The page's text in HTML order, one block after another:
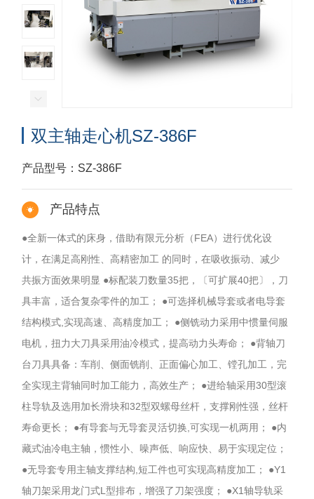
双主轴走心机SZ-386F
产品型号：SZ-386F
产品特点
●全新一体式的床身，借助有限元分析（FEA）进行优化设
计，在满足高刚性、高精密加工 的同时，在吸收振动、减少
共振方面效果明显 ●标配装刀数量35把，〔可扩展40把〕，刀
具丰富，适合复杂零件的加工； ●可选择机械导套或者电导套
结构模式,实现高速、高精度加工； ●侧铣动力采用中惯量伺服
电机，扭力大刀具采用油冷模式，提高动力头寿命； ●背轴刀
台刀具具备：车削、侧面铣削、正面偏心加工、镗孔加工，完
全实现主背轴同时加工能力，高效生产； ●进给轴采用30型滚
柱导轨及选用加长滑块和32型双螺母丝杆，支撑刚性强，丝杆
寿命更长； ●有导套与无导套灵活切换,可实现一机两用； ●内
藏式油冷电主轴，惯性小、噪声低、响应快、易于实现定位；
●无导套专用主轴支撑结构,短工件也可实现高精度加工； ●Y1
轴刀架采用龙门式L型排布，增强了刀架强度； ●X1轴导轨采